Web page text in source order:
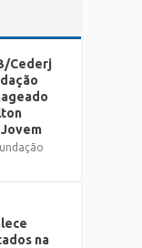
Cederj
na